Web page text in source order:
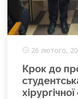
26 лютого,
Крок до